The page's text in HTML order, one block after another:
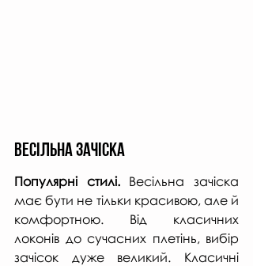
Весільна зачіска
Популярні стилі. Весільна зачіска
має бути не тільки красивою, але й
комфортною. Від класичних
локонів до сучасних плетінь, вибір
зачісок дуже великий. Класичні